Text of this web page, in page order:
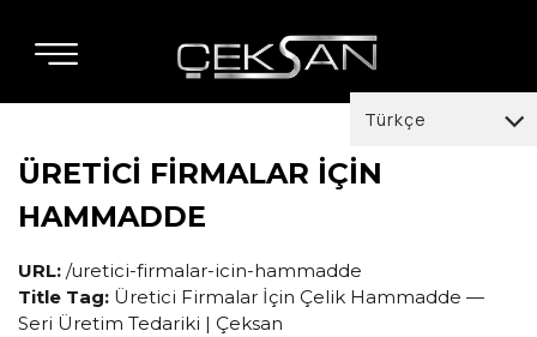
ÜRETİCİ FİRMALAR İÇİN
HAMMADDE
URL: /uretici-firmalar-icin-hammadde
Title Tag: Üretici Firmalar İçin Çelik Hammadde —
Seri Üretim Tedariki | Çeksan
Türkçe
Türkçe
italiano